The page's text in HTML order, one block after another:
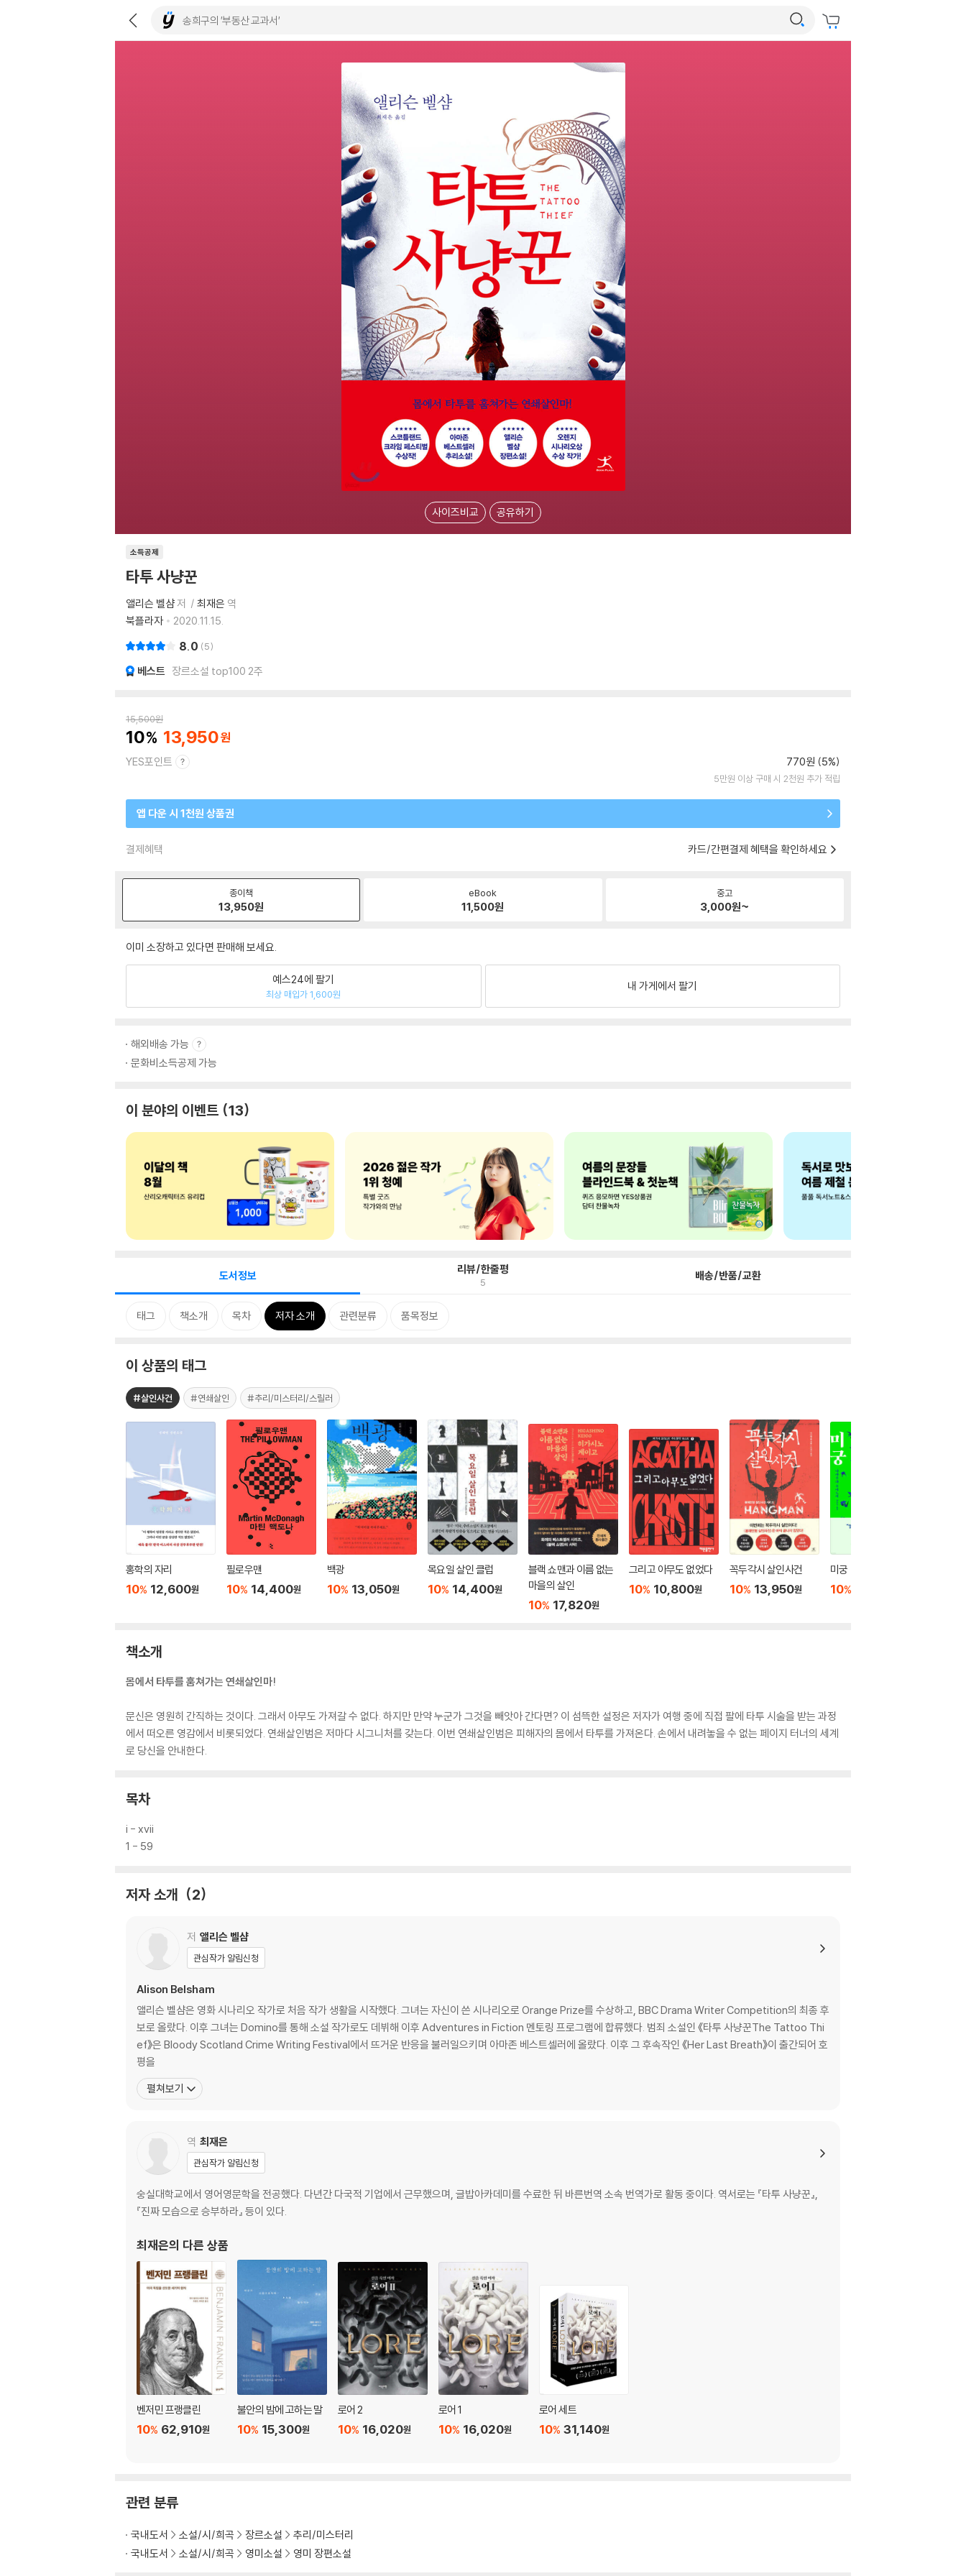
사이즈비교 공유하기
소득공제
타투 사냥꾼
앨리슨 벨샴저 최재은 역
북플라자
2020.11.15.
8.0 5
베스트 장르소설 top100 2주
15,500원
10 13,950
YES포인트 770원 (5%)
5만원 이상 구매 시 2천원 추가 적립
앱 다운 시 1천원 상품권
결제혜택 카드/간편결제 혜택을 확인하세요
종이책
13,950원
eBook
11,500원
중고
3,000원~
이미 소장하고 있다면 판매해 보세요.
예스24에 팔기
최상 매입가 1,600원
내 가게에서 팔기
해외배송 가능
문화비소득공제 가능
이 분야의 이벤트 13
도서정보 리뷰/한줄평
5 배송/반품/교환
태그 책소개 목차 저자 소개 관련분류 품목정보
이 상품의 태그
#살인사건 #연쇄살인 #추리/미스터리/스릴러
홍학의 자리
10% 12,600원
필로우맨
10% 14,400원
백광
10% 13,050원
목요일 살인 클럽
10% 14,400원
블랙 쇼맨과 이름 없는
마을의 살인
10% 17,820원
그리고 아무도 없었다
10% 10,800원
꼭두각시 살인사건
10% 13,950원
미궁
10%
책소개
몸에서 타투를 훔쳐가는 연쇄살인마!
문신은 영원히 간직하는 것이다. 그래서 아무도 가져갈 수 없다. 하지만 만약 누군가 그것을 빼앗아 간다면? 이 섬뜩한 설정은 저자가 여행 중에 직접 팔에 타투 시술을 받는 과정
에서 떠오른 영감에서 비롯되었다. 연쇄살인범은 저마다 시그니처를 갖는다. 이번 연쇄살인범은 피해자의 몸에서 타투를 가져온다. 손에서 내려놓을 수 없는 페이지 터너의 세계
로 당신을 안내한다.
목차
i - xvii
1 - 59
저자 소개 2
저 앨리슨 벨샴
관심작가 알림신청
Alison Belsham
앨리슨 벨샴은 영화 시나리오 작가로 처음 작가 생활을 시작했다. 그녀는 자신이 쓴 시나리오로 Orange Prize를 수상하고, BBC Drama Writer Competition의 최종 후
보로 올랐다. 이후 그녀는 Domino를 통해 소설 작가로도 데뷔해 이후 Adventures in Fiction 멘토링 프로그램에 합류했다. 범죄 소설인 《타투 사냥꾼The Tattoo Thi
ef》은 Bloody Scotland Crime Writing Festival에서 뜨거운 반응을 불러일으키며 아마존 베스트셀러에 올랐다. 이후 그 후속작인 《Her Last Breath》이 출간되어 호
평을
펼쳐보기
역 최재은
관심작가 알림신청
숭실대학교에서 영어영문학을 전공했다. 다년간 다국적 기업에서 근무했으며, 글밥아카데미를 수료한 뒤 바른번역 소속 번역가로 활동 중이다. 역서로는 『타투 사냥꾼』,
『진짜 모습으로 승부하라』 등이 있다.
최재은의 다른 상품
벤저민 프랭클린
62,910원
10%
불안의 밤에 고하는 말
15,300원
10%
로어 2
16,020원
10%
로어 1
16,020원
10%
로어 세트
31,140원
10%
관련 분류
국내도서 소설/시/희곡 장르소설
추리/미스터리
국내도서
소설/시/희곡 영미소설 영미 장편소설